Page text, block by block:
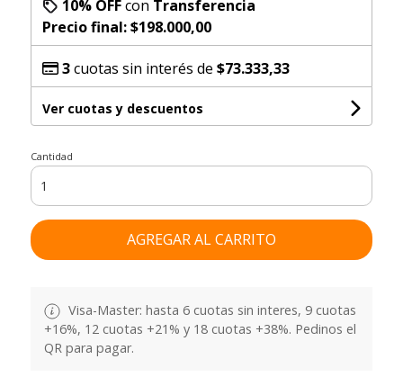
10% OFFcon Transferencia
Precio final:$198.000,00
3cuotas sin interés de $73.333,33
Ver cuotas y descuentos
Cantidad
AGREGAR AL CARRITO
Visa-Master: hasta 6 cuotas sin interes, 9 cuotas
+16%, 12 cuotas +21% y 18 cuotas +38%. Pedinos el
QR para pagar.